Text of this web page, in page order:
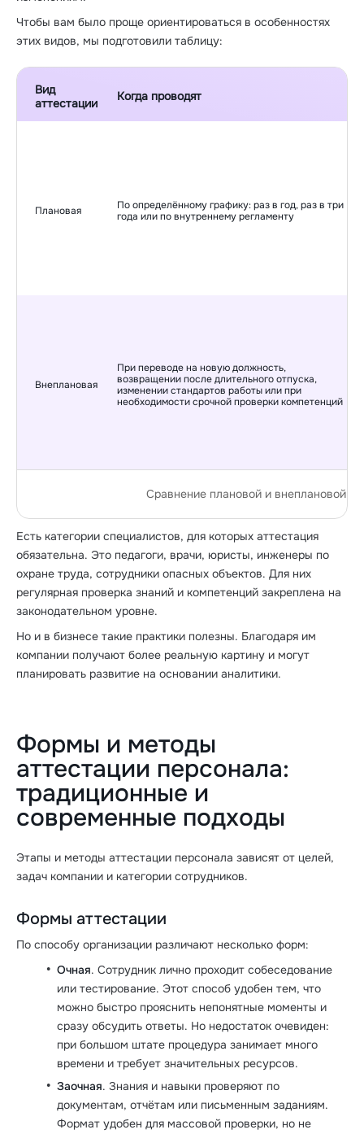
Чтобы вам было проще ориентироваться в особенностях
этих видов, мы подготовили таблицу:
Сравнение плановой и внеплановой
Вид
аттестации
Когда проводят
Плановая
По определённому графику: раз в год, раз в три
года или по внутреннему регламенту
Внеплановая
При переводе на новую должность,
возвращении после длительного отпуска,
изменении стандартов работы или при
необходимости срочной проверки компетенций
Есть категории специалистов, для которых аттестация
обязательна. Это педагоги, врачи, юристы, инженеры по
охране труда, сотрудники опасных объектов. Для них
регулярная проверка знаний и компетенций закреплена на
законодательном уровне.
Но и в бизнесе такие практики полезны. Благодаря им
компании получают более реальную картину и могут
планировать развитие на основании аналитики.
Формы и методы
аттестации персонала:
традиционные и
современные подходы
Этапы и методы аттестации персонала зависят от целей,
задач компании и категории сотрудников.
Формы аттестации
По способу организации различают несколько форм:
Очная. Сотрудник лично проходит собеседование
или тестирование. Этот способ удобен тем, что
можно быстро прояснить непонятные моменты и
сразу обсудить ответы. Но недостаток очевиден:
при большом штате процедура занимает много
времени и требует значительных ресурсов.
Заочная. Знания и навыки проверяют по
документам, отчётам или письменным заданиям.
Формат удобен для массовой проверки, но не